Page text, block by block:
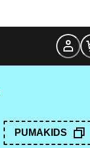
PUMAKIDS